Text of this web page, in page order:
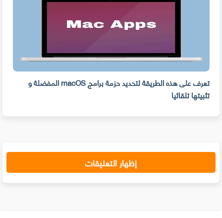
تعرف على هذه الطريقة لتحديد حزمة برامج macOS المفضلة و
تثبيتها تلقائيا
إظهار التعليقات